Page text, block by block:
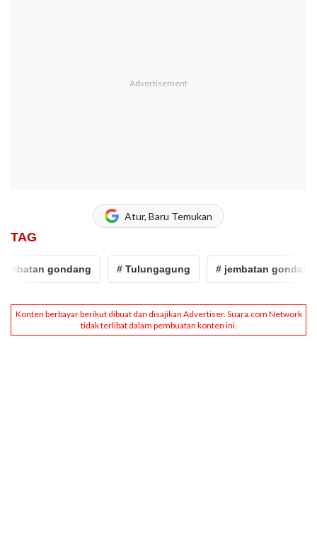
Atur, Baru Temukan
TAG
gondang # Tulungagung # jembatan gondang